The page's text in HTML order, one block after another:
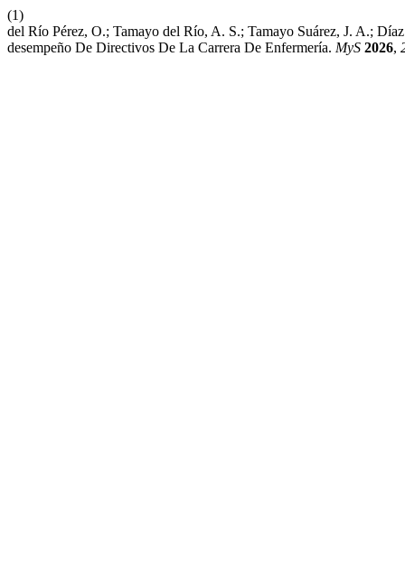
(1)
del Río Pérez, O.; Tamayo del Río, A. S.; Tamayo Suárez, J. A.;
desempeño De Directivos De La Carrera De Enfermería. MyS 2026,